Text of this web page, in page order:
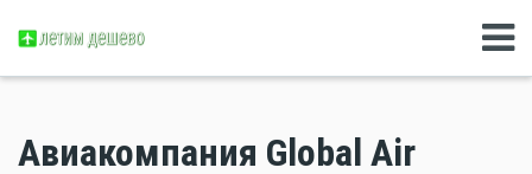
Авиакомпания Global Air